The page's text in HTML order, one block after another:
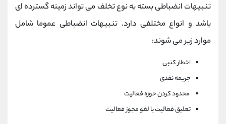
تنبیهات انضباطی بسته به نوع تخلف می تواند زمینه گسترده ای
باشد و انواع مختلفی دارد. تنبیهات انضباطی عموما شامل
موارد زیر می شوند:
اخطار کتبی
جریمه نقدی
محدود کردن حوزه فعالیت
تعلیق فعالیت یا لغو مجوز فعالیت